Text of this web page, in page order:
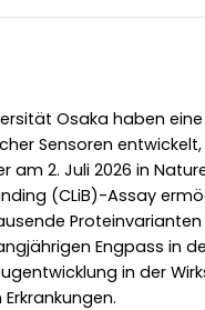
Osaka haben
Sensoren
am 2. Juli 2026 in
(CLiB)-Assay
Engpass in
in der